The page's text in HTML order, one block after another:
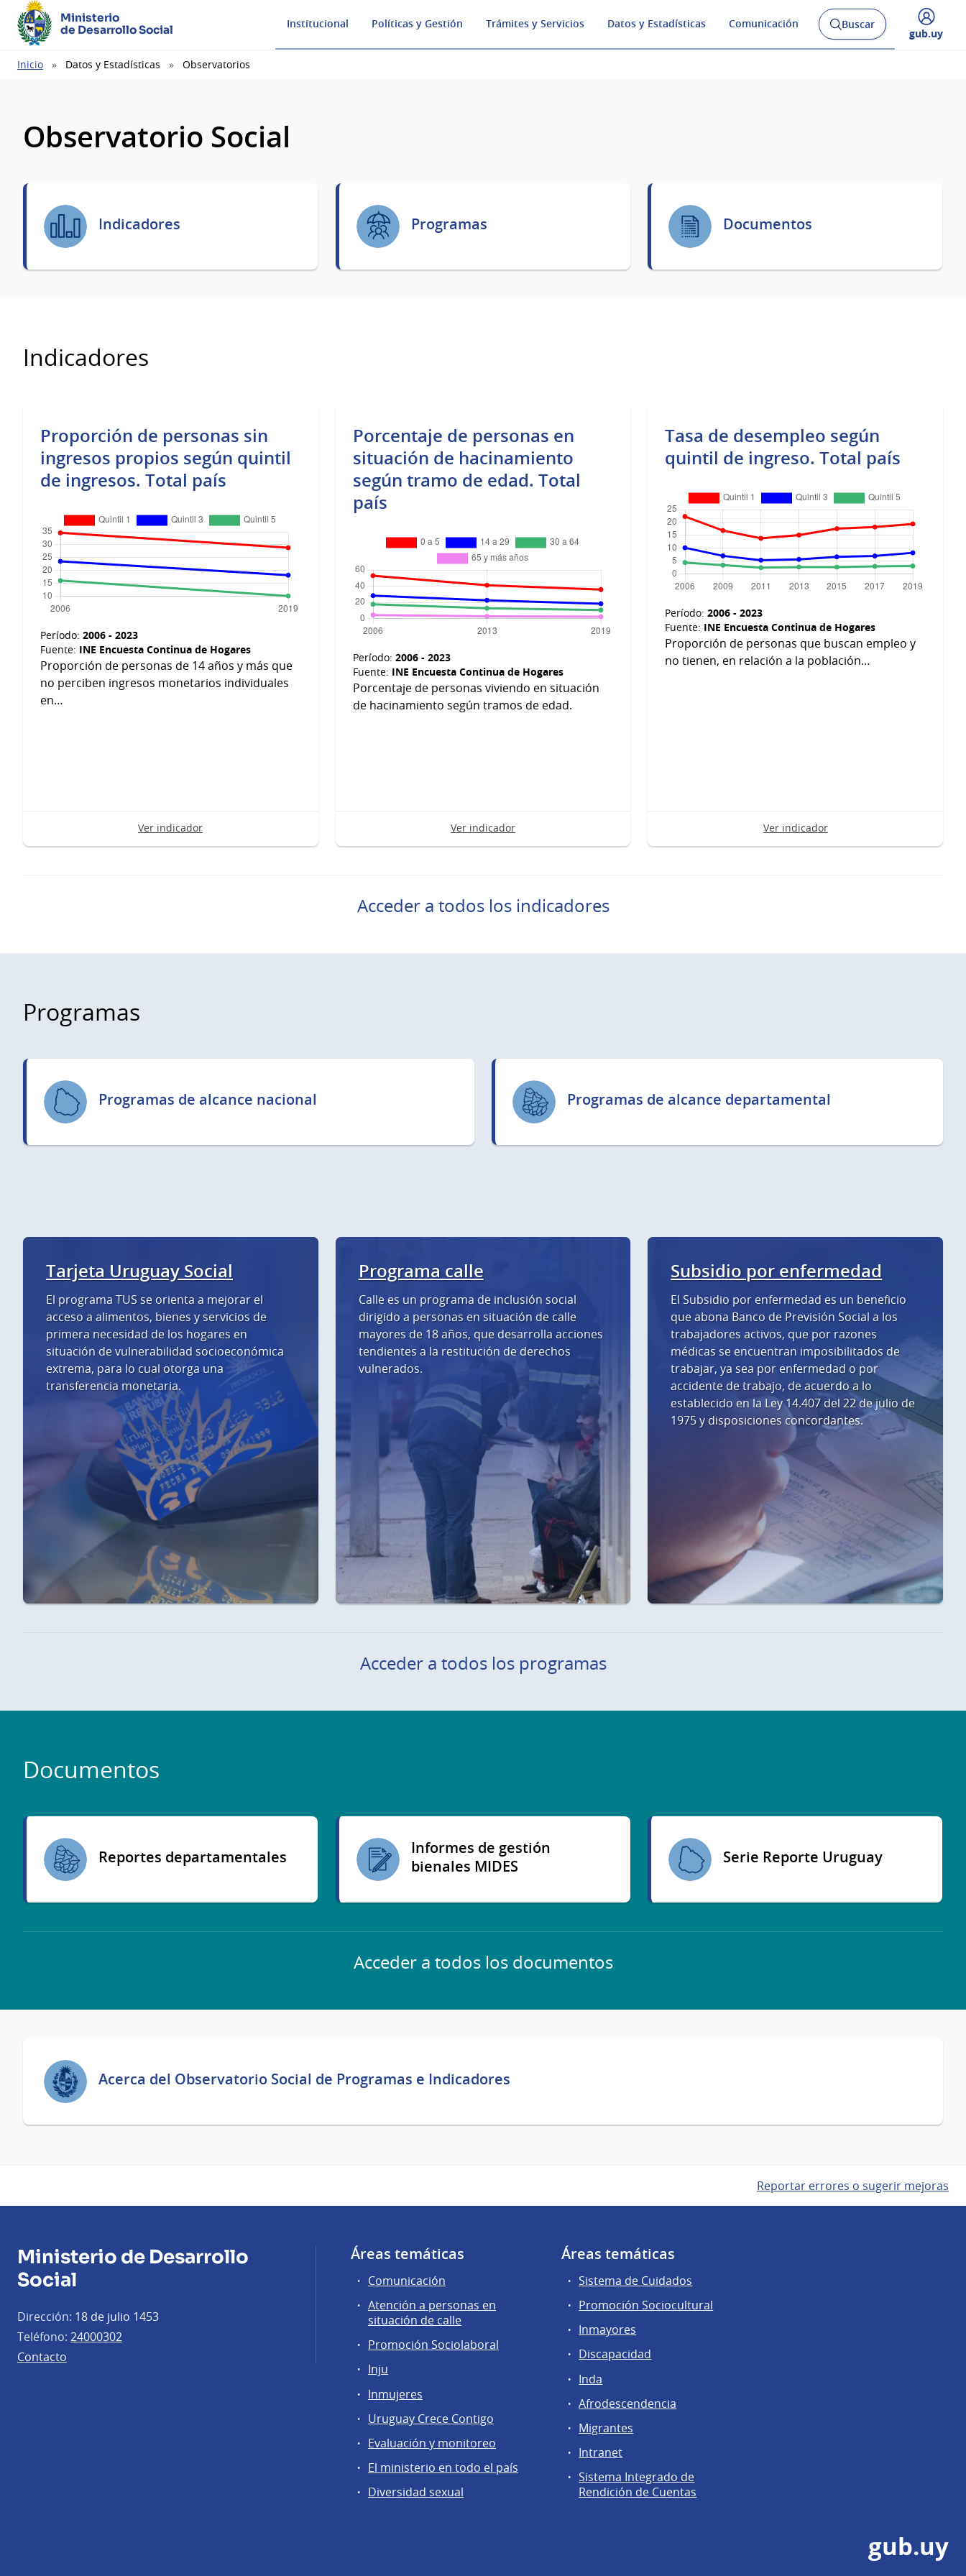
Ministerio
de Desarrollo Social
Institucional Políticas y Gestión Trámites y Servicios Datos y Estadísticas Comunicación
Abrir
buscador
Buscar
Desplegar
gub.uy
Ruta
Inicio Datos y Estadísticas Observatorios
Observatorio Social
Indicadores Programas Documentos
Indicadores
Proporción de personas sin
ingresos propios según quintil
de ingresos. Total país
Período: 2006 - 2023
Fuente: INE Encuesta Continua de Hogares
Proporción de personas de 14 años y más que
no perciben ingresos monetarios individuales
en…
Ver indicador
Porcentaje de personas en
situación de hacinamiento
según tramo de edad. Total
país
Período: 2006 - 2023
Fuente: INE Encuesta Continua de Hogares
Porcentaje de personas viviendo en situación
de hacinamiento según tramos de edad.
Ver indicador
Tasa de desempleo según
quintil de ingreso. Total país
Período:2006 - 2023
Fuente: INE Encuesta Continua de Hogares
Proporción de personas que buscan empleo y
no tienen, en relación a la población…
Ver indicador
Acceder a todos los indicadores
Programas
Programas de alcance nacional Programas de alcance departamental
Tarjeta Uruguay Social
El programa TUS se orienta a mejorar el
acceso a alimentos, bienes y servicios de
primera necesidad de los hogares en
situación de vulnerabilidad socioeconómica
extrema, para lo cual otorga una
transferencia monetaria.
Programa calle
Calle es un programa de inclusión social
dirigido a personas en situación de calle
mayores de 18 años, que desarrolla acciones
tendientes a la restitución de derechos
vulnerados.
Subsidio por enfermedad
El Subsidio por enfermedad es un beneficio
que abona Banco de Previsión Social a los
trabajadores activos, que por razones
médicas se encuentran imposibilitados de
trabajar, ya sea por enfermedad o por
accidente de trabajo, de acuerdo a lo
establecido en la Ley 14.407 del 22 de julio de
1975 y disposiciones concordantes.
Acceder a todos los programas
Documentos
Reportes departamentales
Informes de gestión
bienales MIDES
Serie Reporte Uruguay
Acceder a todos los documentos
Acerca del Observatorio Social de Programas e Indicadores
Reportar errores o sugerir mejoras
Ministerio de Desarrollo
Social
Dirección: 18 de julio 1453
Teléfono: 24000302
Contacto
Áreas temáticas
Comunicación
Atención a personas en
situación de calle
Promoción Sociolaboral
Inju
Inmujeres
Uruguay Crece Contigo
Evaluación y monitoreo
El ministerio en todo el país
Diversidad sexual
Áreas temáticas
Sistema de Cuidados
Promoción Sociocultural
Inmayores
Discapacidad
Inda
Afrodescendencia
Migrantes
Intranet
Sistema Integrado de
Rendición de Cuentas
gub.uy